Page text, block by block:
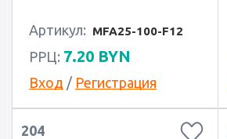
Артикул: MFA25-100-F12
РРЦ: 7.20 BYN
Вход / Регистрация
204